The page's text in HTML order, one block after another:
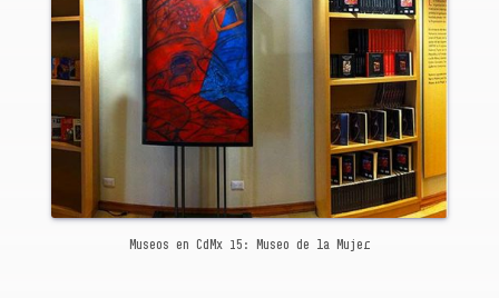
Museos en CdMx 15: Museo de la Mujer